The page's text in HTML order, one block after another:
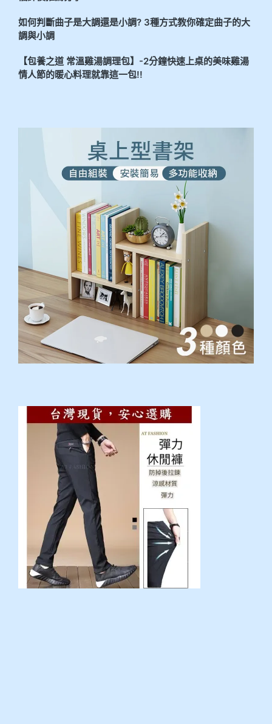
如何判斷曲子是大調還是小調? 3種方式教你確定曲子的大
調與小調
【包養之道 常溫雞湯調理包】-2分鐘快速上桌的美味雞湯
情人節的暖心料理就靠這一包!!